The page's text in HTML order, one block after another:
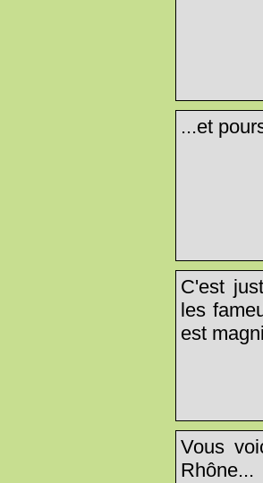
...et
C'est
les
est
Vous
Rhône...